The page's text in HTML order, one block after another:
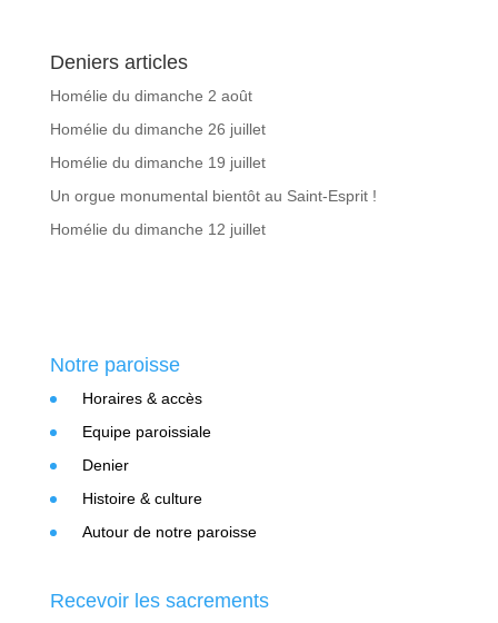
Deniers articles
Homélie du dimanche 2 août
Homélie du dimanche 26 juillet
Homélie du dimanche 19 juillet
Un orgue monumental bientôt au Saint-Esprit !
Homélie du dimanche 12 juillet
Notre paroisse
Horaires & accès
Equipe paroissiale
Denier
Histoire & culture
Autour de notre paroisse
Recevoir les sacrements